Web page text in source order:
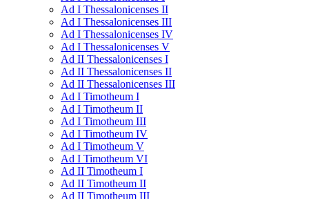
Ad I Thessalonicenses II
Ad I Thessalonicenses III
Ad I Thessalonicenses IV
Ad I Thessalonicenses V
Ad II Thessalonicenses I
Ad II Thessalonicenses II
Ad II Thessalonicenses III
Ad I Timotheum I
Ad I Timotheum II
Ad I Timotheum III
Ad I Timotheum IV
Ad I Timotheum V
Ad I Timotheum VI
Ad II Timotheum I
Ad II Timotheum II
Ad II Timotheum III